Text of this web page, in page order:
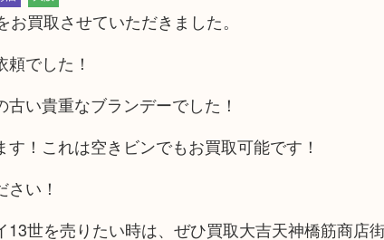
買取させていただきました。
でした！
い貴重なブランデーでした！
！これは空きビンでもお買取可能です！
い！
世を売りたい時は、ぜひ買取大吉天神橋筋商店